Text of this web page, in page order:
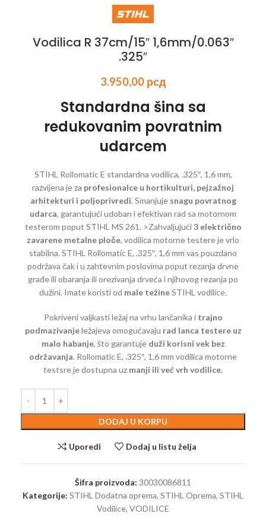
Vodilica R 37cm/15″ 1,6mm/0.063″
.325″
3.950,00 рсд
Standardna šina sa
redukovanim povratnim
udarcem
STIHL Rollomatic E standardna vodilica, .325″, 1,6 mm,
razvijena je za profesionalce u hortikulturi, pejzažnoj
arhitekturi i poljoprivredi. Smanjuje snagu povratnog
udarca, garantujući udoban i efektivan rad sa motornom
testerom poput STIHL MS 261. >Zahvaljujući3 električno
zavarene metalne ploče, vodilica motorne testere je vrlo
stabilna. STIHL Rollomatic E, .325″, 1,6 mm vas pouzdano
podržava čak i u zahtevnim poslovima poput rezanja drvne
građe ili obaranja ili orezivanja drveća i njihovog rezanja po
dužini. Imate koristi od male težineSTIHL vodilice.
Pokriveni valjkasti ležaj na vrhu lančanika i trajno
podmazivanjeležajeva omogućavaju rad lanca testere uz
malo habanje, što garantuje duži korisni vek bez
održavanja. Rollomatic E, .325″, 1,6 mm vodilica motorne
testsre je dostupna uz manji ili već vrh vodilice.
DODAJ U KORPU
Uporedi Dodaj u listu želja
Šifra proizvoda: 30030086811
Kategorije: STIHL Dodatna oprema, STIHL Oprema, STIHL
Vodilice, VODILICE